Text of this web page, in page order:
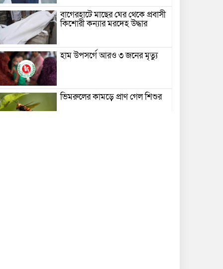
বাগেরহাটে মাছের ঘের থেকে প্রবাসী
কিশোরী কন্যার মরদেহ উদ্ধার
হাম উপসর্গে আরও ৩ জনের মৃত্যু
ভিমরুলের কামড়ে প্রাণ গেল শিশুর